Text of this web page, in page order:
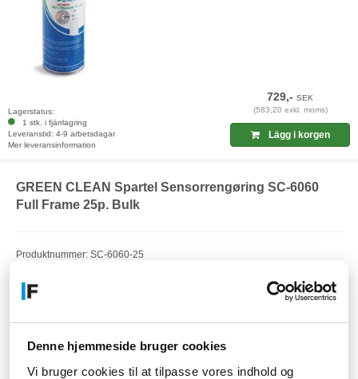
Denne hjemmeside bruger cookies
Vi bruger cookies til at tilpasse vores indhold og
Lagerstatus:
1 stk. i fjärrlagring
Leveranstid: 4-9 arbetsdagar
Mer leveransinformation
729,-SEK
(583,20 exkl. moms)
Lägg i korgen
GREEN CLEAN Spartel Sensorrengøring SC-6060
Full Frame 25p. Bulk
Produktnummer: SC-6060-25
Artikelnummer: F23305686